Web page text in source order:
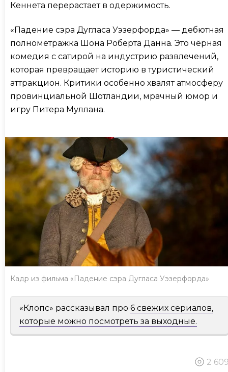
Кеннета перерастает в одержимость.
«Падение сэра Дугласа Уэзерфорда» — дебютная
полнометражка Шона Роберта Данна. Это чёрная
комедия с сатирой на индустрию развлечений,
которая превращает историю в туристический
аттракцион. Критики особенно хвалят атмосферу
провинциальной Шотландии, мрачный юмор и
игру Питера Муллана.
Кадр из фильма «Падение сэра Дугласа Уэзерфорда»
«Клопс» рассказывал про 6 свежих сериалов,
которые можно посмотреть за выходные.
2